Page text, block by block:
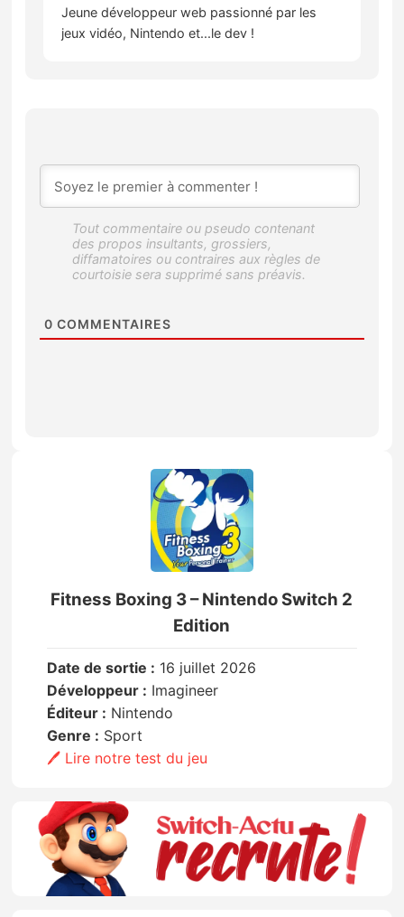
Jeune développeur web passionné par les
jeux vidéo, Nintendo et...le dev !
0 COMMENTAIRES
Fitness Boxing 3 – Nintendo Switch 2
Edition
Date de sortie : 16 juillet 2026
Développeur : Imagineer
Éditeur : Nintendo
Genre : Sport
🖊️ Lire notre test du jeu